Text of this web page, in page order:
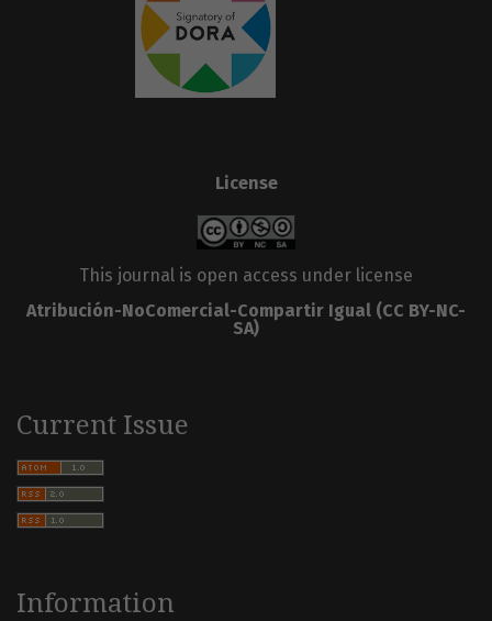
License
This journal is open access under license
Atribución-NoComercial-Compartir Igual (CC BY-NC-
SA)
Current Issue
Information